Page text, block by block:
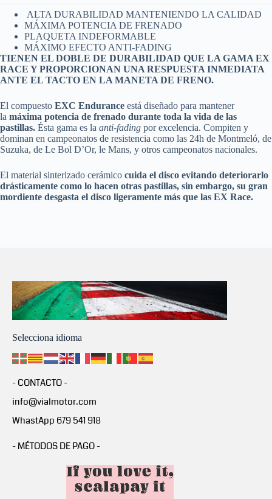
ALTA DURABILIDAD MANTENIENDO LA CALIDAD
MÁXIMA POTENCIA DE FRENADO
PLAQUETA INDEFORMABLE
MÁXIMO EFECTO ANTI-FADING
TIENEN EL DOBLE DE DURABILIDAD QUE LA GAMA EX
RACE Y PROPORCIONAN UNA RESPUESTA INMEDIATA
ANTE EL TACTO EN LA MANETA DE FRENO.
El compuesto EXC Endurance está diseñado para mantener
la máxima potencia de frenado durante toda la vida de las
pastillas. Ésta gama es la anti-fading por excelencia. Compiten y
dominan en campeonatos de resistencia como las 24h de Montmeló, de
Suzuka, de Le Bol D’Or, le Mans, y otros campeonatos nacionales.
El material sinterizado cerámico cuida el disco evitando deteriorarlo
drásticamente como lo hacen otras pastillas, sin embargo, su gran
mordiente desgasta el disco ligeramente más que las EX Race.
Selecciona idioma
- CONTACTO -
info@vialmotor.com
WhastApp 679 541 918
- MÉTODOS DE PAGO -